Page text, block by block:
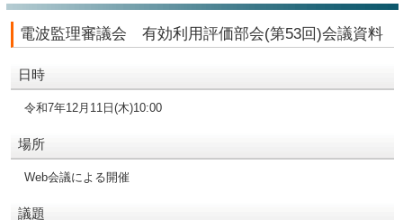
電波監理審議会 有効利用評価部会(第53回)会議資料
日時
令和7年12月11日(木)10:00
場所
Web会議による開催
議題